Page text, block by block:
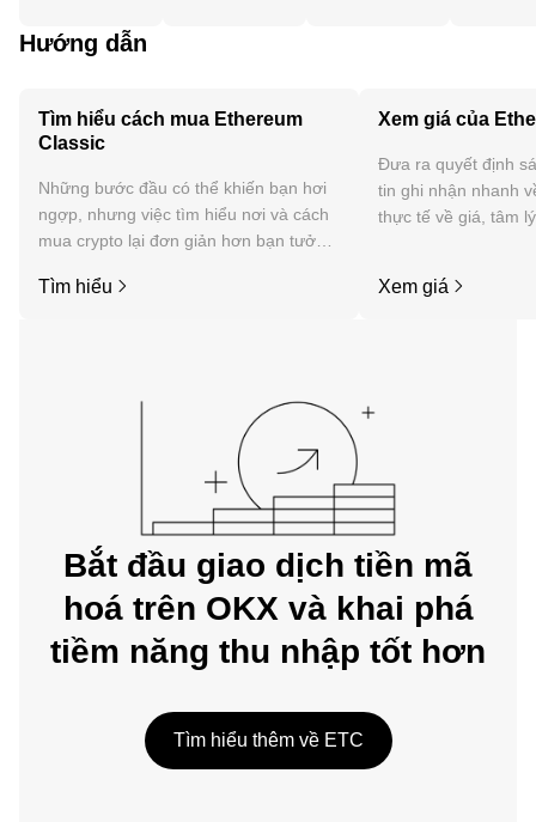
Hướng dẫn
Tìm hiểu cách mua Ethereum
Classic
Những bước đầu có thể khiến bạn hơi
ngợp, nhưng việc tìm hiểu nơi và cách
mua crypto lại đơn giản hơn bạn tưởng.
dụng di động OKX hoặc ngay tại đây
Tìm hiểu
Xem giá của
Đưa ra quyết định
tin ghi nhận nhanh
thực tế về giá, tâm
Xem giá
Bắt đầu giao dịch tiền mã
hoá trên OKX và khai phá
tiềm năng thu nhập tốt hơn
Tìm hiểu thêm về ETC